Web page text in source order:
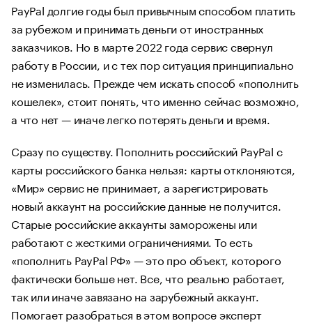
PayPal долгие годы был привычным способом платить
за рубежом и принимать деньги от иностранных
заказчиков. Но в марте 2022 года сервис свернул
работу в России, и с тех пор ситуация принципиально
не изменилась. Прежде чем искать способ «пополнить
кошелек», стоит понять, что именно сейчас возможно,
а что нет — иначе легко потерять деньги и время.
Сразу по существу. Пополнить российский PayPal с
карты российского банка нельзя: карты отклоняются,
«Мир» сервис не принимает, а зарегистрировать
новый аккаунт на российские данные не получится.
Старые российские аккаунты заморожены или
работают с жесткими ограничениями. То есть
«пополнить PayPal РФ» — это про объект, которого
фактически больше нет. Все, что реально работает,
так или иначе завязано на зарубежный аккаунт.
Помогает разобраться в этом вопросе эксперт